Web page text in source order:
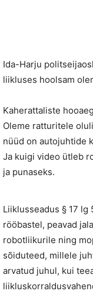
Ida-Harju
liikluses hoolsam
Kaherattaliste
Oleme ratturitele
nüüd on autojuhtide
Ja kuigi video ütleb
ja punaseks.
Liiklusseadus § 17
rööbastel, peavad
robotliikurile ning
sõiduteed, millele
arvatud juhul, kui